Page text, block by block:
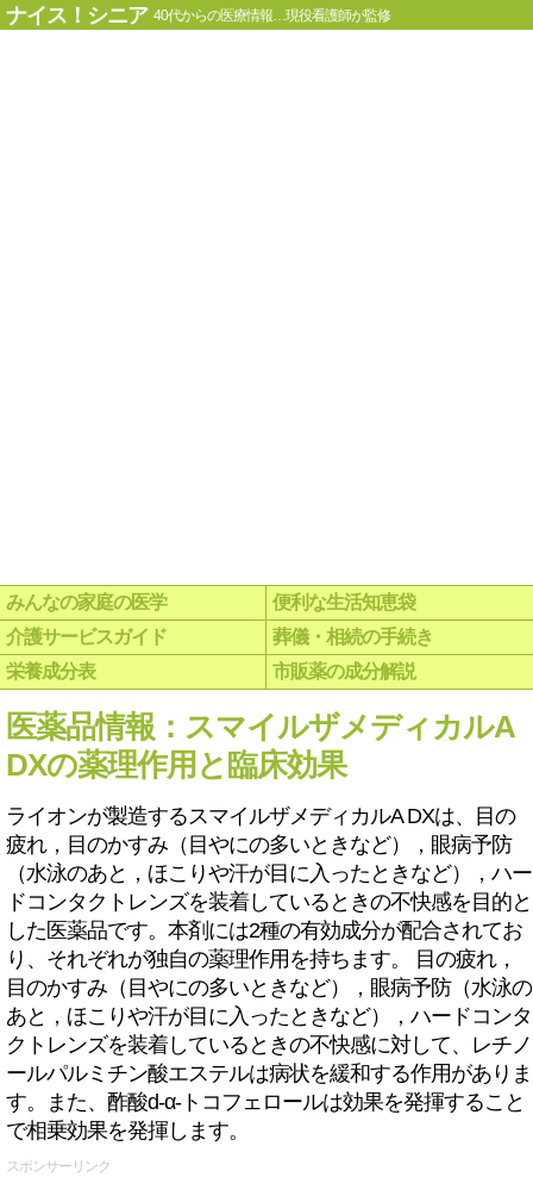
ナイス！シニア 40代からの医療情報…現役看護師が監修
みんなの家庭の医学
便利な生活知恵袋
介護サービスガイド
葬儀・相続の手続き
栄養成分表
市販薬の成分解説
医薬品情報：スマイルザメディカルA
DXの薬理作用と臨床効果
ライオンが製造するスマイルザメディカルA DXは、目の
疲れ，目のかすみ（目やにの多いときなど），眼病予防
（水泳のあと，ほこりや汗が目に入ったときなど），ハー
ドコンタクトレンズを装着しているときの不快感を目的と
した医薬品です。本剤には2種の有効成分が配合されてお
り、それぞれが独自の薬理作用を持ちます。 目の疲れ，
目のかすみ（目やにの多いときなど），眼病予防（水泳の
あと，ほこりや汗が目に入ったときなど），ハードコンタ
クトレンズを装着しているときの不快感に対して、レチノ
ールパルミチン酸エステルは病状を緩和する作用がありま
す。また、酢酸d-α-トコフェロールは効果を発揮すること
で相乗効果を発揮します。
スポンサーリンク